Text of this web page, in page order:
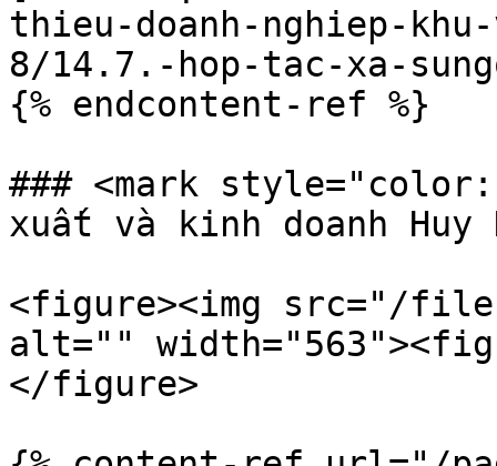
thieu-doanh-nghiep-
8/14.7.-hop-tac-xa-
{% endcontent-ref %}
### <mark
xuất và kinh doanh Huy
<figure><img src="/
alt=""
</figure>